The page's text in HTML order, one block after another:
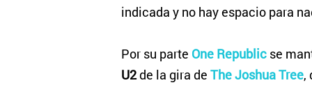
indicada y no hay espacio para
Por su parte One Republicse
U2de la gira de The Joshua Tree,